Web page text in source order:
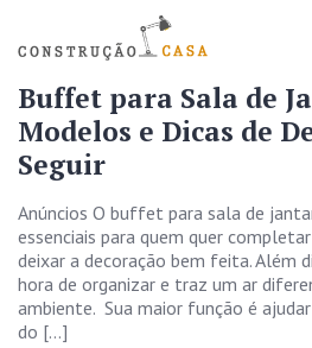
Buffet para Sala de
Modelos e Dicas de
Seguir
Anúncios O buffet para sala de
essenciais para quem quer
deixar a decoração bem feita. Além
hora de organizar e traz um ar
ambiente. Sua maior função é
do […]